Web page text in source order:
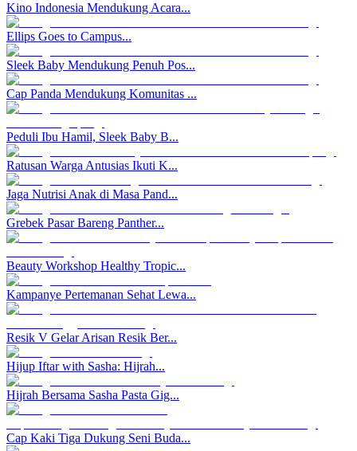
Kino Indonesia Mendukung Acara...
Ellips Goes to Campus...
Sleek Baby Mendukung Penuh Pos...
Cap Panda Mendukung Komunitas ...
Peduli Ibu Hamil, Sleek Baby B...
Ratusan Warga Antusias Ikuti K...
Jaga Nutrisi Anak di Masa Pand...
Grebek Pasar Bareng Panther...
Beauty Workshop Healthy Tropic...
Kampanye Pertemanan Sehat Lewa...
Resik V Gelar Arisan Resik Ber...
Hijup Iftar with Sasha: Hijrah...
Hijrah Bersama Sasha Pasta Gig...
Cap Kaki Tiga Dukung Seni Buda...